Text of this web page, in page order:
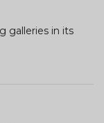
galleries in its